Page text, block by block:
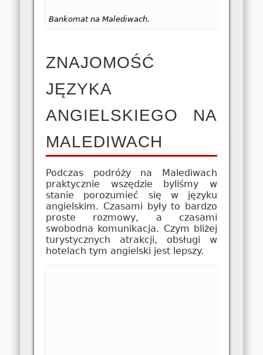
Bankomat na Malediwach.
ZNAJOMOŚĆ
JĘZYKA
ANGIELSKIEGO NA
MALEDIWACH
Podczas podróży na Malediwach
praktycznie wszędzie byliśmy w
stanie porozumieć się w języku
angielskim. Czasami były to bardzo
proste rozmowy, a czasami
swobodna komunikacja. Czym bliżej
turystycznych atrakcji, obsługi w
hotelach tym angielski jest lepszy.